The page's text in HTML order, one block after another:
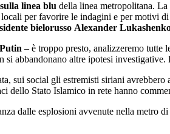
sulla linea blu della linea metropolitana.
per favorire le indagini e per motivi
bielorusso Alexander
Putin – è troppo presto, analizzeremo tutte
si abbandonano altre ipotesi
sui social gli estremisti siriani
dello Stato Islamico in rete hanno
dalle esplosioni avvenute nella metro di